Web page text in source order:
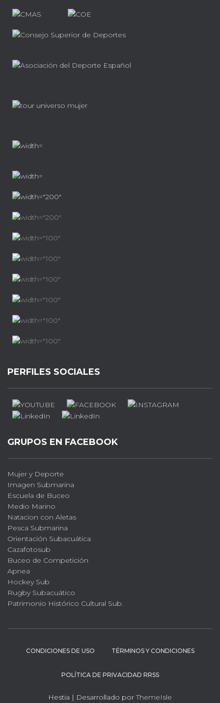
PERFILES SOCIALES
GRUPOS EN FACEBOOK
Mujer y Deporte
Imagen Submarina
Escuela de Buceo
Medio Marino
Natacion con Aletas
Pesca Submarina
Orientación Subacuática
Cazafotosub
Buceo de Competición
Apnea
Hockey Sub
Rugby Subacuático
Patrimonio Histórico Cultural Sub.
CONDICIONES DE USO TÉRMINOS Y CONDICIONES
POLÍTICA DE PRIVACIDAD RRSS
Hestia | Desarrollado porThemeIsle